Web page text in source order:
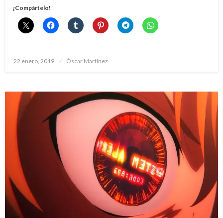
¡Compártelo!
Publicado
22 enero, 2019 Óscar Martínez